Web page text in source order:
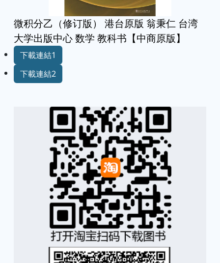
微积分乙（修订版） 港台原版 翁秉仁 台湾
大学出版中心 数学 教科书【中商原版】
下載連結1
下載連結2